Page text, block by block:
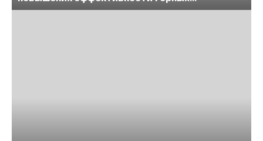
предприятий